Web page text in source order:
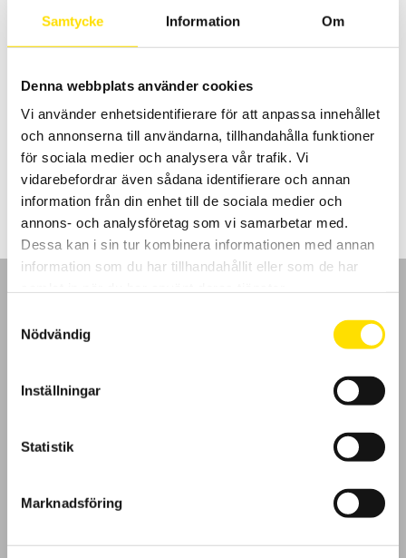
Samtycke Information Om
Denna webbplats använder cookies
Vi använder enhetsidentifierare för att anpassa innehållet
och annonserna till användarna, tillhandahålla funktioner
för sociala medier och analysera vår trafik. Vi
vidarebefordrar även sådana identifierare och annan
information från din enhet till de sociala medier och
annons- och analysföretag som vi samarbetar med.
Dessa kan i sin tur kombinera informationen med annan
information som du har tillhandahållit eller som de har
Nödvändig
Inställningar
Statistik
Marknadsföring
mycket låg fasvridning samt med ett brett frekvensband fås
5,795.00 kr –9,940.00krPrisintervall:
5,795.00 kr
9,940.00 kr
LÄS MER
Kundundersökning